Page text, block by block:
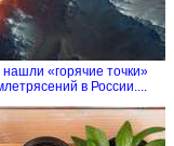
«горячие точки»
в России....